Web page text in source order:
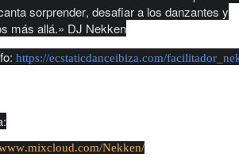
sorprender, desafiar a los danzantes y
más allá.» DJ Nekken
https://ecstaticdanceibiza.com/
Nekken/